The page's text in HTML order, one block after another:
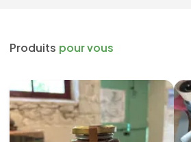
Produits pour vous